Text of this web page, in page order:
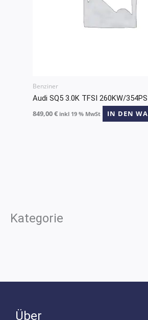
Kategorie
Benziner
Audi SQ5 3.0K TFSI 260KW/354PS
849,00€ inkl 19 % MwSt IN DEN
Über